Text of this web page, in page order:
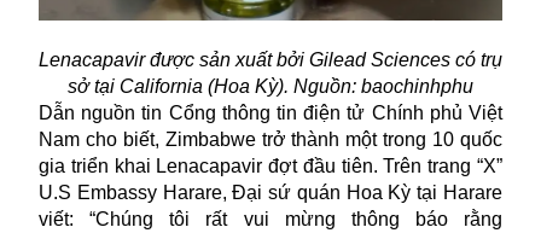
Lenacapavir được sản xuất bởi Gilead Sciences có trụ
sở tại California (Hoa Kỳ). Nguồn: baochinhphu
Dẫn nguồn tin Cổng thông tin điện tử Chính phủ Việt
Nam cho biết, Zimbabwe trở thành một trong 10 quốc
gia triển khai Lenacapavir đợt đầu tiên. Trên trang “X”
U.S Embassy Harare, Đại sứ quán Hoa Kỳ tại Harare
viết: “Chúng tôi rất vui mừng thông báo rằng